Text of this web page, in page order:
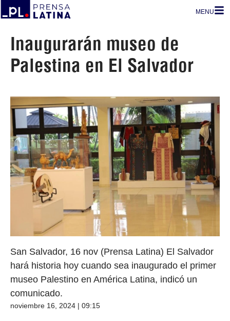
MENU
Inaugurarán museo de
Palestina en El Salvador
San Salvador, 16 nov (Prensa Latina) El Salvador
hará historia hoy cuando sea inaugurado el primer
museo Palestino en América Latina, indicó un
comunicado.
noviembre 16, 2024 | 09:15